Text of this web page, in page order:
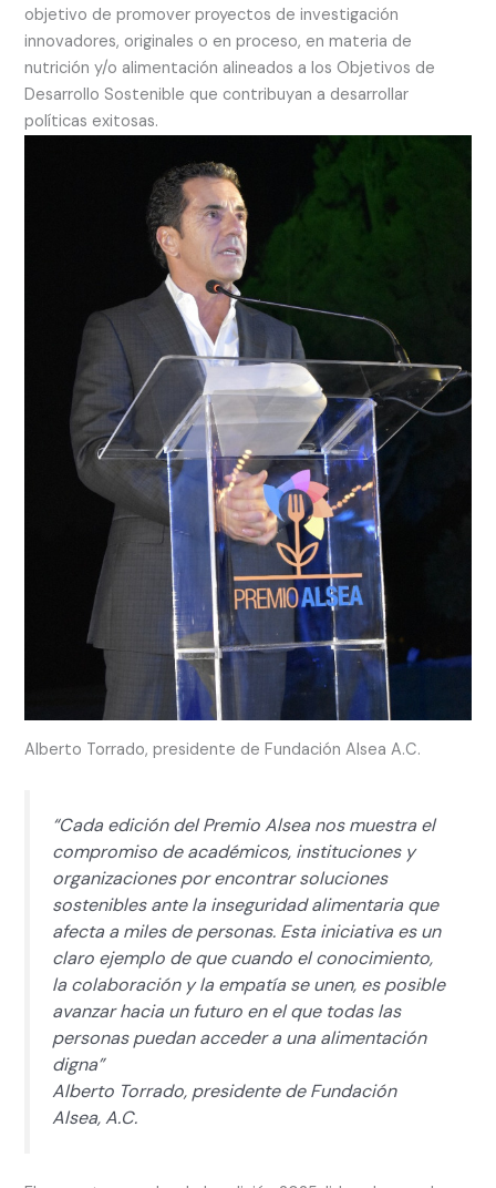
objetivo de promover proyectos de investigación
innovadores, originales o en proceso, en materia de
nutrición y/o alimentación alineados a los Objetivos de
Desarrollo Sostenible que contribuyan a desarrollar
políticas exitosas.
Alberto Torrado, presidente de Fundación Alsea A.C.
“Cada edición del Premio Alsea nos muestra el
compromiso de académicos, instituciones y
organizaciones por encontrar soluciones
sostenibles ante la inseguridad alimentaria que
afecta a miles de personas. Esta iniciativa es un
claro ejemplo de que cuando el conocimiento,
la colaboración y la empatía se unen, es posible
avanzar hacia un futuro en el que todas las
personas puedan acceder a una alimentación
digna”
Alberto Torrado, presidente de Fundación
Alsea, A.C.